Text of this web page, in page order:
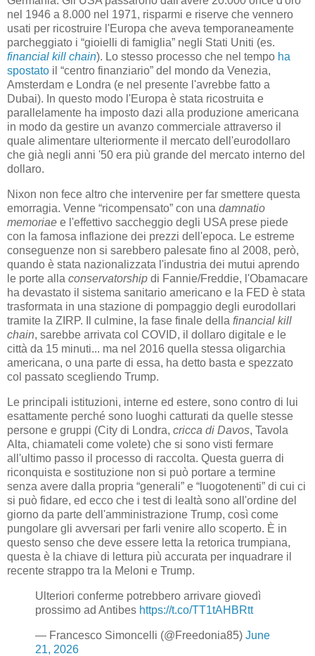
nel 1946 a 8.000 nel 1971, risparmi e riserve che vennero
usati per ricostruire l'Europa che aveva temporaneamente
parcheggiato i “gioielli di famiglia” negli Stati Uniti (es.
financial kill chain). Lo stesso processo che nel tempo ha
spostato il “centro finanziario” del mondo da Venezia,
Amsterdam e Londra (e nel presente l'avrebbe fatto a
Dubai). In questo modo l'Europa è stata ricostruita e
parallelamente ha imposto dazi alla produzione americana
in modo da gestire un avanzo commerciale attraverso il
quale alimentare ulteriormente il mercato dell'eurodollaro
che già negli anni '50 era più grande del mercato interno del
dollaro.
Nixon non fece altro che intervenire per far smettere questa
emorragia. Venne “ricompensato” con una damnatio
memoriae e l'effettivo saccheggio degli USA prese piede
con la famosa inflazione dei prezzi dell'epoca. Le estreme
conseguenze non si sarebbero palesate fino al 2008, però,
quando è stata nazionalizzata l'industria dei mutui aprendo
le porte alla conservatorship di Fannie/Freddie, l'Obamacare
ha devastato il sistema sanitario americano e la FED è stata
trasformata in una stazione di pompaggio degli eurodollari
tramite la ZIRP. Il culmine, la fase finale della financial kill
chain, sarebbe arrivata col COVID, il dollaro digitale e le
città da 15 minuti... ma nel 2016 quella stessa oligarchia
americana, o una parte di essa, ha detto basta e spezzato
col passato scegliendo Trump.
Le principali istituzioni, interne ed estere, sono contro di lui
esattamente perché sono luoghi catturati da quelle stesse
persone e gruppi (City di Londra, cricca di Davos, Tavola
Alta, chiamateli come volete) che si sono visti fermare
all'ultimo passo il processo di raccolta. Questa guerra di
riconquista e sostituzione non si può portare a termine
senza avere dalla propria “generali” e “luogotenenti” di cui ci
si può fidare, ed ecco che i test di lealtà sono all'ordine del
giorno da parte dell'amministrazione Trump, così come
pungolare gli avversari per farli venire allo scoperto. È in
questo senso che deve essere letta la retorica trumpiana,
questa è la chiave di lettura più accurata per inquadrare il
recente strappo tra la Meloni e Trump.
Ulteriori conferme potrebbero arrivare giovedì
prossimo ad Antibes https://t.co/TT1tAHBRtt
— Francesco Simoncelli (@Freedonia85) June
21, 2026